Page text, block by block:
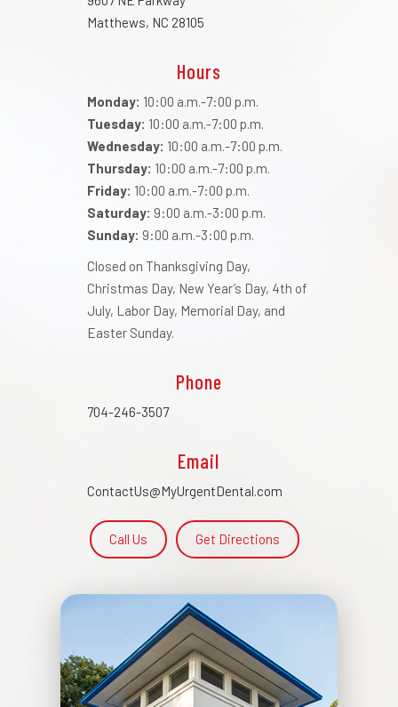
Matthews, NC 28105
Hours
Monday: 10:00 a.m.-7:00 p.m.
Tuesday: 10:00 a.m.-7:00 p.m.
Wednesday: 10:00 a.m.-7:00 p.m.
Thursday: 10:00 a.m.-7:00 p.m.
Friday: 10:00 a.m.-7:00 p.m.
Saturday: 9:00 a.m.-3:00 p.m.
Sunday: 9:00 a.m.-3:00 p.m.
Closed on Thanksgiving Day,
Christmas Day, New Year’s Day, 4th of
July, Labor Day, Memorial Day, and
Easter Sunday.
Phone
704-246-3507
Email
ContactUs@MyUrgentDental.com
Call Us Get Directions